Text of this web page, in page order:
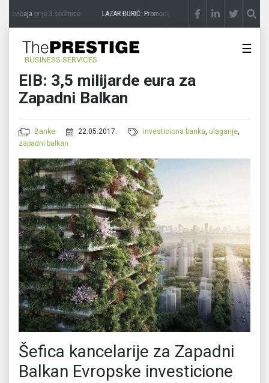
zavičajaprije 3 sedmice LAZAR ĐURIĆ: Promocija potencijal pretvara u destinaciju
BUSINESS SERVICES
☰
EIB: 3,5 milijarde eura za
Zapadni Balkan
Banke 22.05.2017. investiciona banka,ulaganje,
zapadni balkan
Šefica kancelarije za Zapadni
Balkan Evropske investicione